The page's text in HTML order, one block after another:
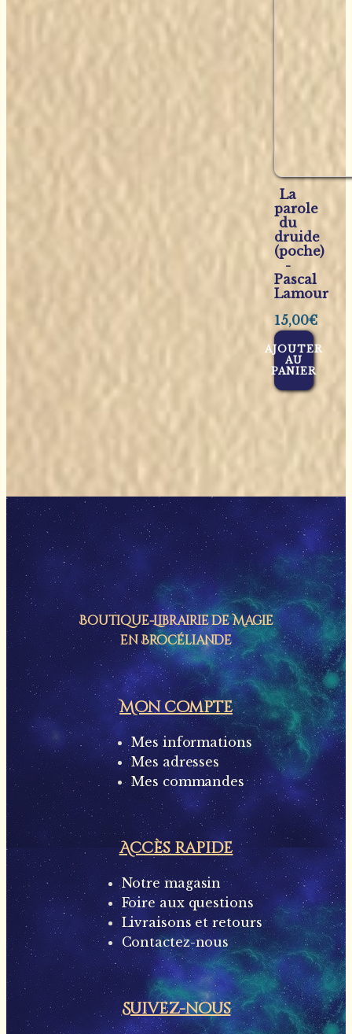
La
parole
du
druide
(poche)
-
Pascal
Lamour
15,00€
AJOUTER
AU
PANIER
Boutique-Librairie deMagie
en Brocéliande
Mon compte
Mes informations
Mes adresses
Mes commandes
Accès rapide
Notre magasin
Foire aux questions
Livraisons et retours
Contactez-nous
Suivez-nous